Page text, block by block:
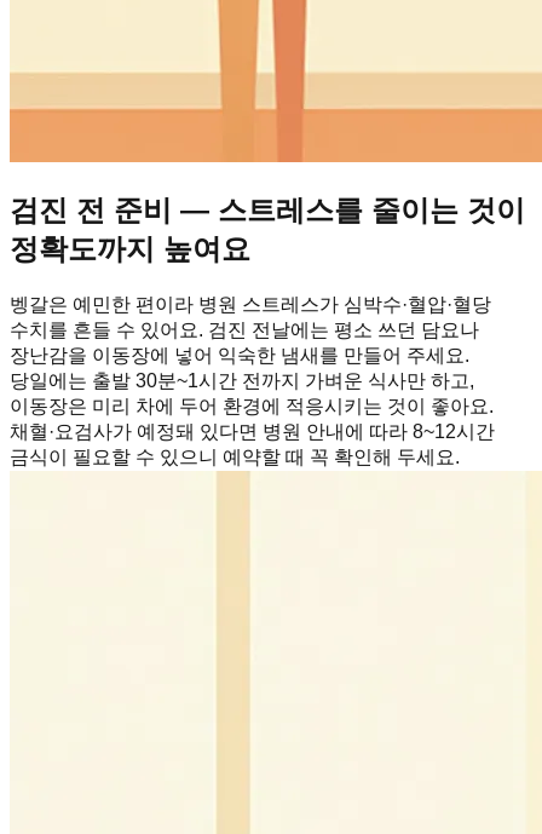
검진 전 준비 — 스트레스를 줄이는 것이
정확도까지 높여요
벵갈은 예민한 편이라 병원 스트레스가 심박수·혈압·혈당
수치를 흔들 수 있어요. 검진 전날에는 평소 쓰던 담요나
장난감을 이동장에 넣어 익숙한 냄새를 만들어 주세요.
당일에는 출발 30분~1시간 전까지 가벼운 식사만 하고,
이동장은 미리 차에 두어 환경에 적응시키는 것이 좋아요.
채혈·요검사가 예정돼 있다면 병원 안내에 따라 8~12시간
금식이 필요할 수 있으니 예약할 때 꼭 확인해 두세요.